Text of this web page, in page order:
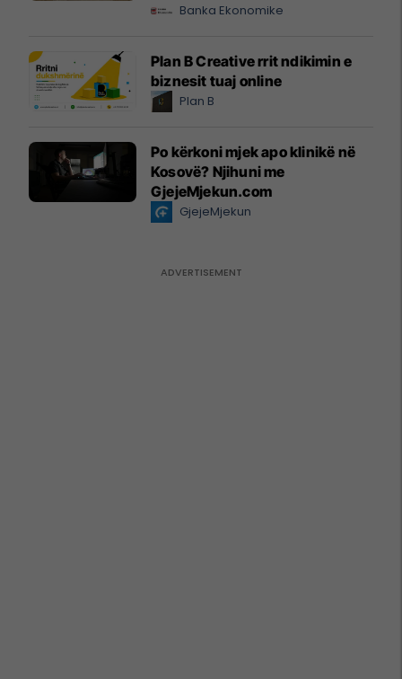
Banka Ekonomike
Plan B Creative rrit ndikimin e
biznesit tuaj online
Plan B
Po kërkoni mjek apo klinikë në
Kosovë? Njihuni me
GjejeMjekun.com
GjejeMjekun